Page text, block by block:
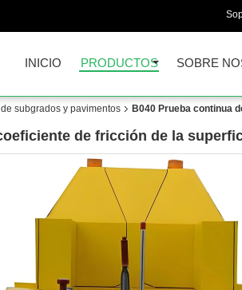
INICIO PRODUCTOS SOBRE
subgrados y pavimentos B040 Prueba continua
de fricción de la